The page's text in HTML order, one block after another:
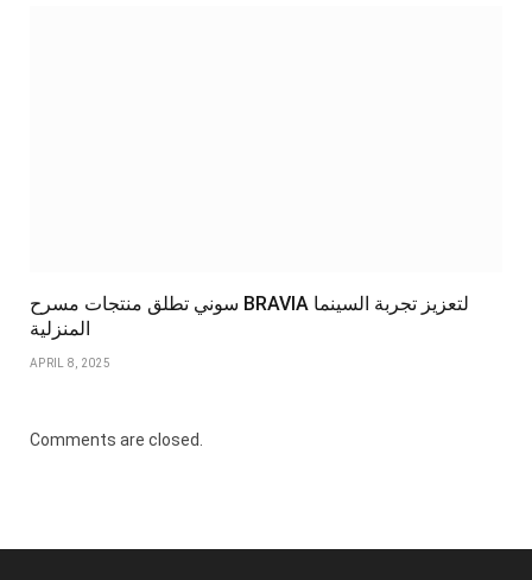
سوني تطلق منتجات مسرح BRAVIA لتعزيز تجربة السينما
المنزلية
APRIL 8, 2025
Comments are closed.